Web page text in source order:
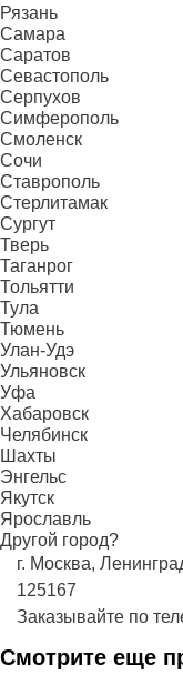
Рязань
Самара
Саратов
Севастополь
Серпухов
Симферополь
Смоленск
Сочи
Ставрополь
Стерлитамак
Сургут
Тверь
Таганрог
Тольятти
Тула
Тюмень
Улан-Удэ
Ульяновск
Уфа
Хабаровск
Челябинск
Шахты
Энгельс
Якутск
Ярославль
Другой город?
г. Москва,
125167
Заказывайте по
Смотрите еще